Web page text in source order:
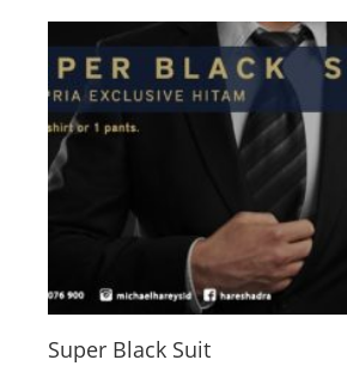
Super Black Suit